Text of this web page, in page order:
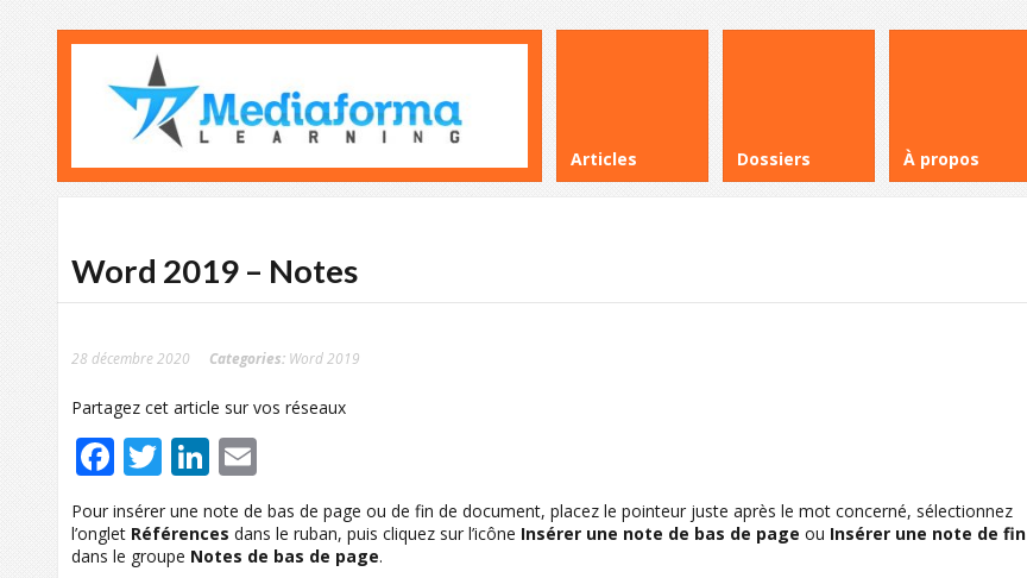
Articles Dossiers À propos
Word 2019 – Notes
28 décembre 2020 Categories: Word 2019
Partagez cet article sur vos réseaux
Facebook
TwitterLinkedIn
Pour insérer une note de bas de page ou de fin de document, placez le pointeur juste après le mot concerné, sélectionnez
l’onglet Références dans le ruban, puis cliquez sur l’icône Insérer une note de bas de page ou Insérer une note de fin
dans le groupe Notes de bas de page.